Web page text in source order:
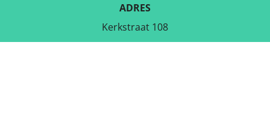
ADRES
Kerkstraat 108
9050 Gentbrugge, België